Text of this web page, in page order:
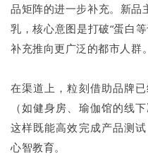
品矩阵的进一步补充。新
乳，核心意图是打破“蛋白
补充推向更广泛的都市人群。
在渠道上，粒刻借助品牌
（如健身房、瑜伽馆的线
这样既能高效完成产品测
心智教育。